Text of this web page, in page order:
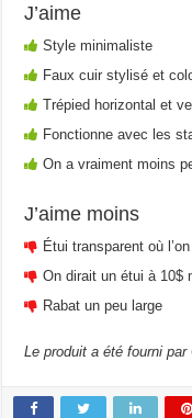
J’aime
Style minimaliste
Faux cuir stylisé et
Trépied horizontal et
Fonctionne avec les
On a vraiment moins
J’aime moins
Étui transparent où
On dirait un étui à 10$
Rabat un peu large
Le produit a été fourni par